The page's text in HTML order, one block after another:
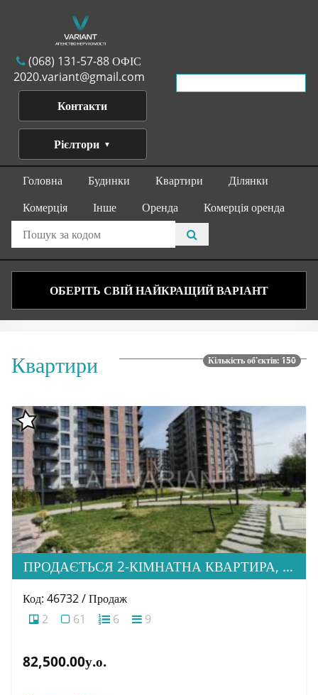
(068) 131-57-88 ОФІС
2020.variant@gmail.com
Контакти
Рієлтори
Головна Будинки Квартири
Ділянки
Комерція
Інше Оренда Комерція оренда
ОБЕРІТЬ СВІЙ НАЙКРАЩИЙ ВАРІАНТ
Квартири Кількість об'єктів: 150
ПРОДАЄТЬСЯ 2-КІМНАТНА КВАРТИРА, ЖК “WEST TOWERS”
Код: 46732 / Продаж
2
61 6 9
82,500.00у.о.